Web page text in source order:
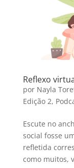
Reflexo
por Nayla
Edição 2,
Escute no
social fosse
refletida
como muitos,